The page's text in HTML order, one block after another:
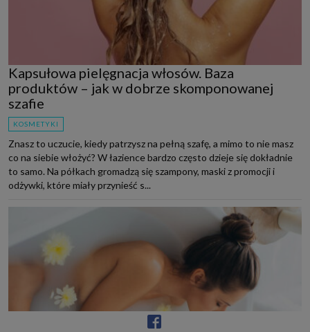
Kapsułowa pielęgnacja włosów. Baza
produktów – jak w dobrze skomponowanej
szafie
KOSMETYKI
Znasz to uczucie, kiedy patrzysz na pełną szafę, a mimo to nie masz
co na siebie włożyć? W łazience bardzo często dzieje się dokładnie
to samo. Na półkach gromadzą się szampony, maski z promocji i
odżywki, które miały przynieść s...